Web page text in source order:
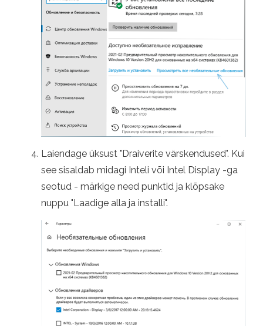
Laiendage üksust "Draiverite värskendused". Kui
see sisaldab midagi Inteli või Intel Display -ga
seotud - märkige need punktid ja klõpsake
nuppu "Laadige alla ja installi".